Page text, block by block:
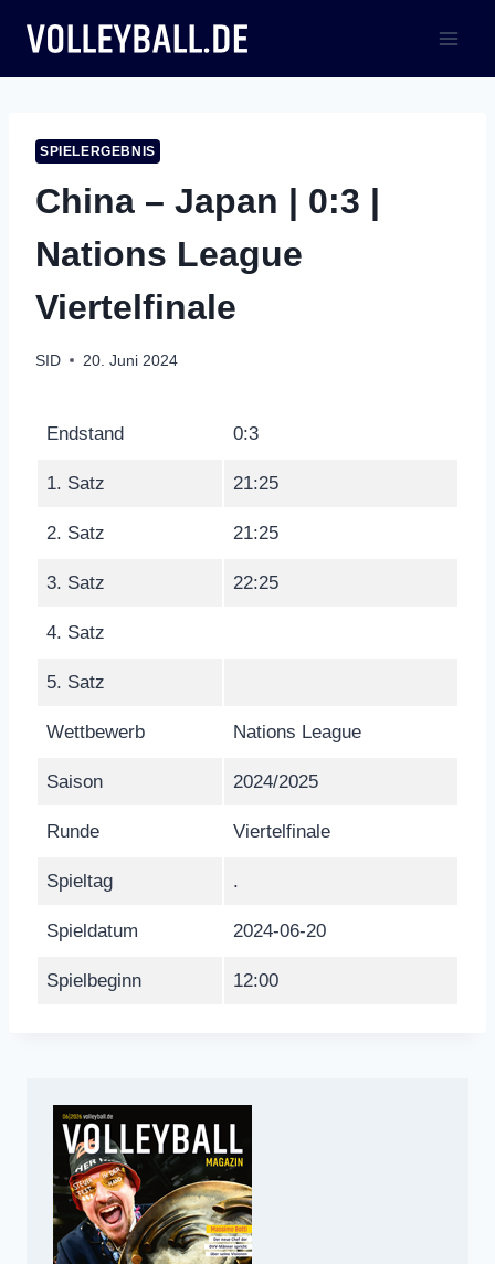
Inhalt
springen
SPIELERGEBNIS
China – Japan | 0:3 |
Nations League
Viertelfinale
SID 20. Juni 2024
Endstand 0:3
1. Satz 21:25
2. Satz 21:25
3. Satz 22:25
4. Satz
5. Satz
Wettbewerb Nations League
Saison 2024/2025
Runde Viertelfinale
Spieltag .
Spieldatum 2024-06-20
Spielbeginn 12:00